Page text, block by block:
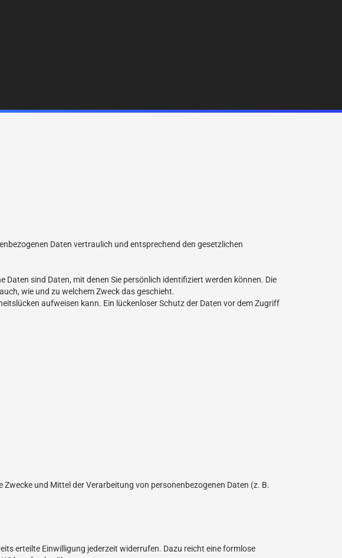
Daten vertraulich und entsprechend den gesetzlichen
Daten sind Daten, mit denen Sie persönlich identifiziert werden können. Die
wie und zu welchem Zweck das geschieht.
aufweisen kann. Ein lückenloser Schutz der Daten vor dem Zugriff
und Mittel der Verarbeitung von personenbezogenen Daten (z. B.
erteilte Einwilligung jederzeit widerrufen. Dazu reicht eine formlose